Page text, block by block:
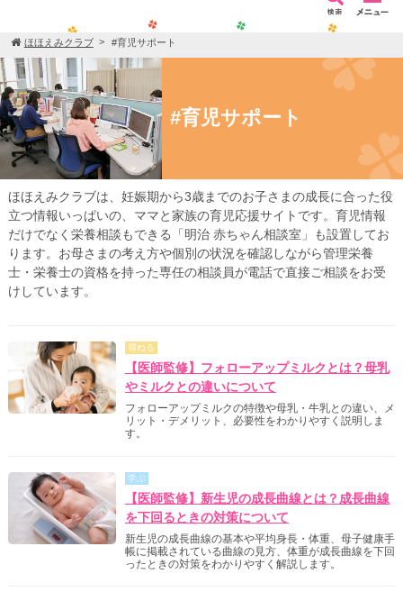
ほほえみクラブ #育児サポート
#育児サポート
ほほえみクラブは、妊娠期から3歳までのお子さまの成長に合った役
立つ情報いっぱいの、ママと家族の育児応援サイトです。育児情報
だけでなく栄養相談もできる「明治 赤ちゃん相談室」も設置してお
ります。お母さまの考え方や個別の状況を確認しながら管理栄養
士・栄養士の資格を持った専任の相談員が電話で直接ご相談をお受
けしています。
尋ねる
【医師監修】フォローアップミルクとは？母乳
やミルクとの違いについて
フォローアップミルクの特徴や母乳・牛乳との違い、メ
リット・デメリット、必要性をわかりやすく説明しま
す。
学ぶ
【医師監修】新生児の成長曲線とは？成長曲線
を下回るときの対策について
新生児の成長曲線の基本や平均身長・体重、母子健康手
帳に掲載されている曲線の見方、体重が成長曲線を下回
ったときの対策をわかりやすく解説します。